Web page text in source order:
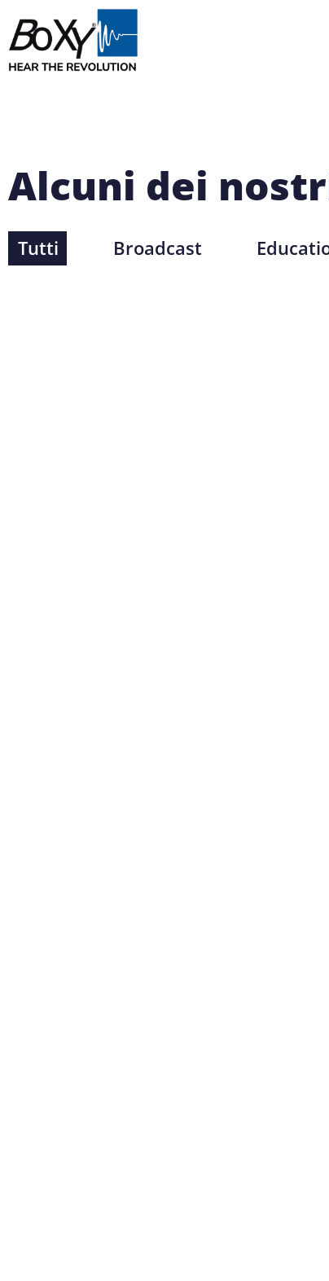
Alcuni dei
Tutti Broadcast